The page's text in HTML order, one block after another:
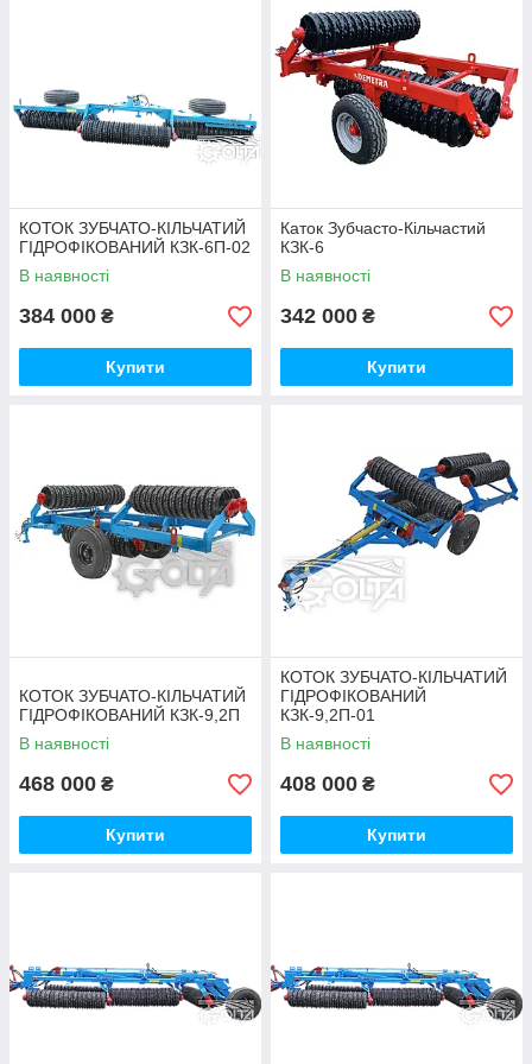
Коток Зубчасто-кільчастий КЗК-6П
передує посіву, дозволяє вирівнювати поверхню,
розбивати грудки та відновлювати структуру ґрунту.
Також може використовуватись після посіву для
покращення сходів та прискорення вегетації.
Докладніше
КОТОК ЗУБЧАТО-КІЛЬЧАТИЙ
ГІДРОФІКОВАНИЙ КЗК-6П-02
В наявності
384 000 ₴
Купити
Каток Зубчасто-Кільчастий
КЗК-6
В наявності
342 000 ₴
Купити
КОТОК ЗУБЧАТО-КІЛЬЧАТИЙ
ГІДРОФІКОВАНИЙ КЗК-9,2П
В наявності
468 000 ₴
Купити
КОТОК ЗУБЧАТО-КІЛЬЧАТИЙ
ГІДРОФІКОВАНИЙ
КЗК-9,2П-01
В наявності
408 000 ₴
Купити